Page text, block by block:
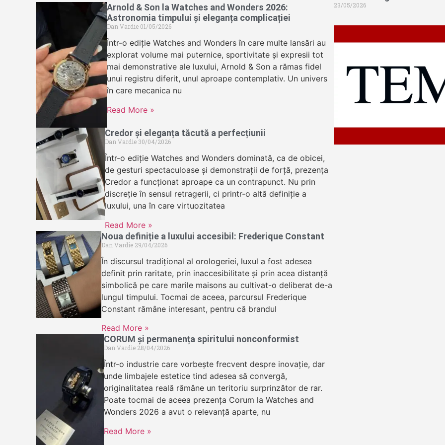
Arnold & Son la Watches and Wonders 2026:
Astronomia timpului și eleganța complicației
Dan Vardie 01/05/2026
Într-o ediție Watches and Wonders în care multe lansări au
explorat volume mai puternice, sportivitate și expresii tot
mai demonstrative ale luxului, Arnold & Son a rămas fidel
unui registru diferit, unul aproape contemplativ. Un univers
în care mecanica nu
Read More »
Credor și eleganța tăcută a perfecțiunii
Dan Vardie 30/04/2026
Într-o ediție Watches and Wonders dominată, ca de obicei,
de gesturi spectaculoase și demonstrații de forță, prezența
Credor a funcționat aproape ca un contrapunct. Nu prin
discreție în sensul retragerii, ci printr-o altă definiție a
luxului, una în care virtuozitatea
Read More »
Noua definiție a luxului accesibil: Frederique Constant
Dan Vardie 29/04/2026
În discursul tradițional al orologeriei, luxul a fost adesea
definit prin raritate, prin inaccesibilitate și prin acea distanță
simbolică pe care marile maisons au cultivat-o deliberat de-a
lungul timpului. Tocmai de aceea, parcursul Frederique
Constant rămâne interesant, pentru că brandul
Read More »
CORUM și permanența spiritului nonconformist
Dan Vardie 28/04/2026
Într-o industrie care vorbește frecvent despre inovație, dar
unde limbajele estetice tind adesea să convergă,
originalitatea reală rămâne un teritoriu surprinzător de rar.
Poate tocmai de aceea prezența Corum la Watches and
Wonders 2026 a avut o relevanță aparte, nu
Read More »
23/05/2026